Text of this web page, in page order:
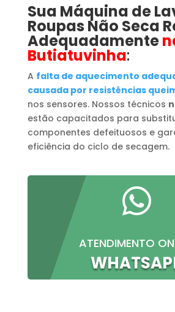
Sua Máquina de
Roupas Não Seca
Adequadamente
Butiatuvinha:
A falta de aquecimento
causada por resistências
nos sensores. Nossos técnicos
estão capacitados para
componentes defeituosos e
eficiência do ciclo de secagem.

ATENDIMENTO